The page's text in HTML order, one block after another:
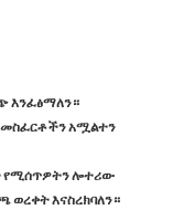
እንፈፅማለን።
መስፈርቶችን አሟልተን
የሚሰጥዎትን ሎተሪው
ወረቀት እናስረክባለን።